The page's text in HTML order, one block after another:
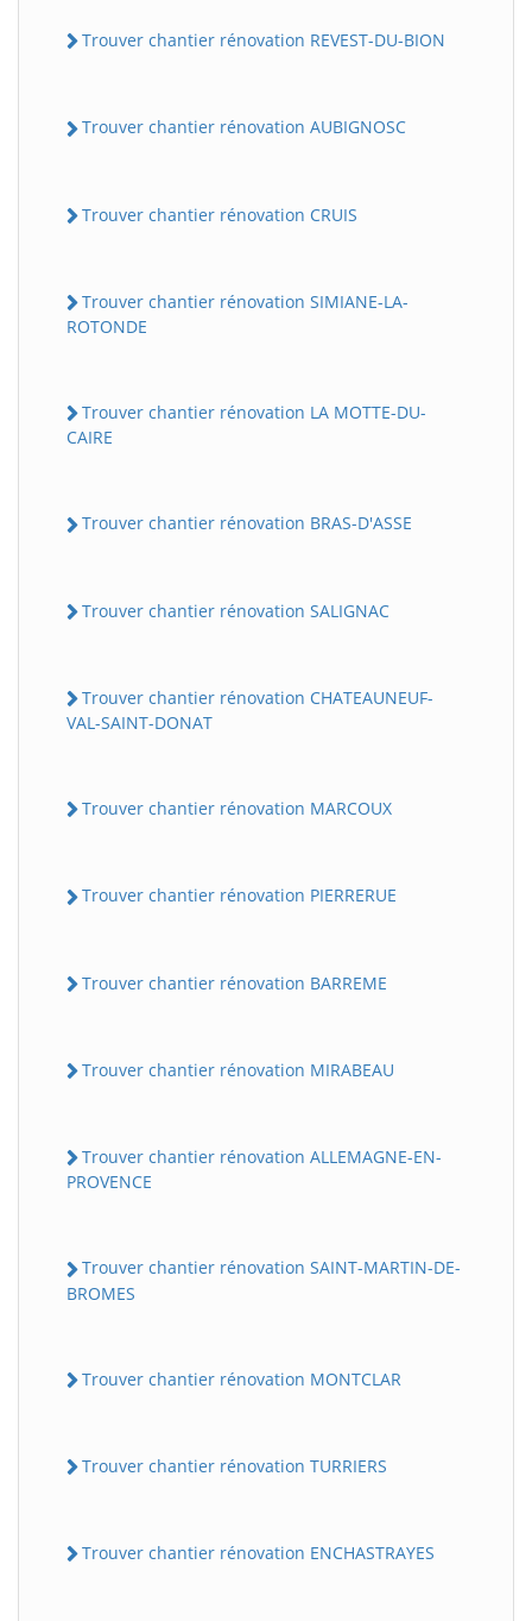
Trouver chantier rénovation REVEST-DU-BION
Trouver chantier rénovation AUBIGNOSC
Trouver chantier rénovation CRUIS
Trouver chantier rénovation SIMIANE-LA-
ROTONDE
Trouver chantier rénovation LA MOTTE-DU-
CAIRE
Trouver chantier rénovation BRAS-D'ASSE
Trouver chantier rénovation SALIGNAC
Trouver chantier rénovation CHATEAUNEUF-
VAL-SAINT-DONAT
Trouver chantier rénovation MARCOUX
Trouver chantier rénovation PIERRERUE
Trouver chantier rénovation BARREME
Trouver chantier rénovation MIRABEAU
Trouver chantier rénovation ALLEMAGNE-EN-
PROVENCE
Trouver chantier rénovation SAINT-MARTIN-DE-
BROMES
Trouver chantier rénovation MONTCLAR
Trouver chantier rénovation TURRIERS
Trouver chantier rénovation ENCHASTRAYES